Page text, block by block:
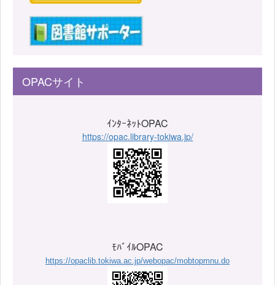
OPACサイト
ｲﾝﾀｰﾈｯﾄOPAC
https://opac.library-tokiwa.jp/
ﾓﾊﾞｲﾙOPAC
https://opaclib.tokiwa.ac.jp/webopac/mobtopmnu.do